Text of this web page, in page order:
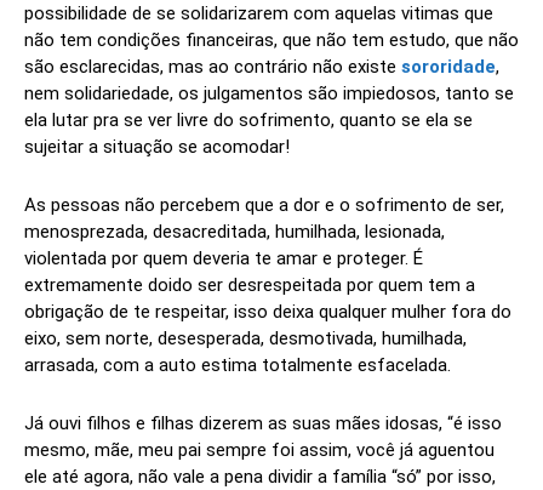
possibilidade de se solidarizarem com aquelas vitimas que
não tem condições financeiras, que não tem estudo, que não
são esclarecidas, mas ao contrário não existe sororidade,
nem solidariedade, os julgamentos são impiedosos, tanto se
ela lutar pra se ver livre do sofrimento, quanto se ela se
sujeitar a situação se acomodar!
As pessoas não percebem que a dor e o sofrimento de ser,
menosprezada, desacreditada, humilhada, lesionada,
violentada por quem deveria te amar e proteger. É
extremamente doido ser desrespeitada por quem tem a
obrigação de te respeitar, isso deixa qualquer mulher fora do
eixo, sem norte, desesperada, desmotivada, humilhada,
arrasada, com a auto estima totalmente esfacelada.
Já ouvi filhos e filhas dizerem as suas mães idosas, “é isso
mesmo, mãe, meu pai sempre foi assim, você já aguentou
ele até agora, não vale a pena dividir a família “só” por isso,